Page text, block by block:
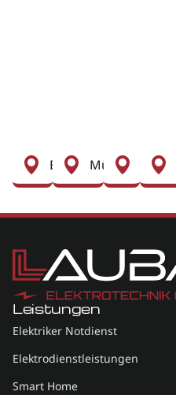
Berlin München Köln
Leistungen
Elektriker Notdienst
Elektrodienstleistungen
Smart Home